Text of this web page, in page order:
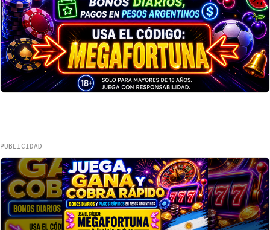
PUBLICIDAD